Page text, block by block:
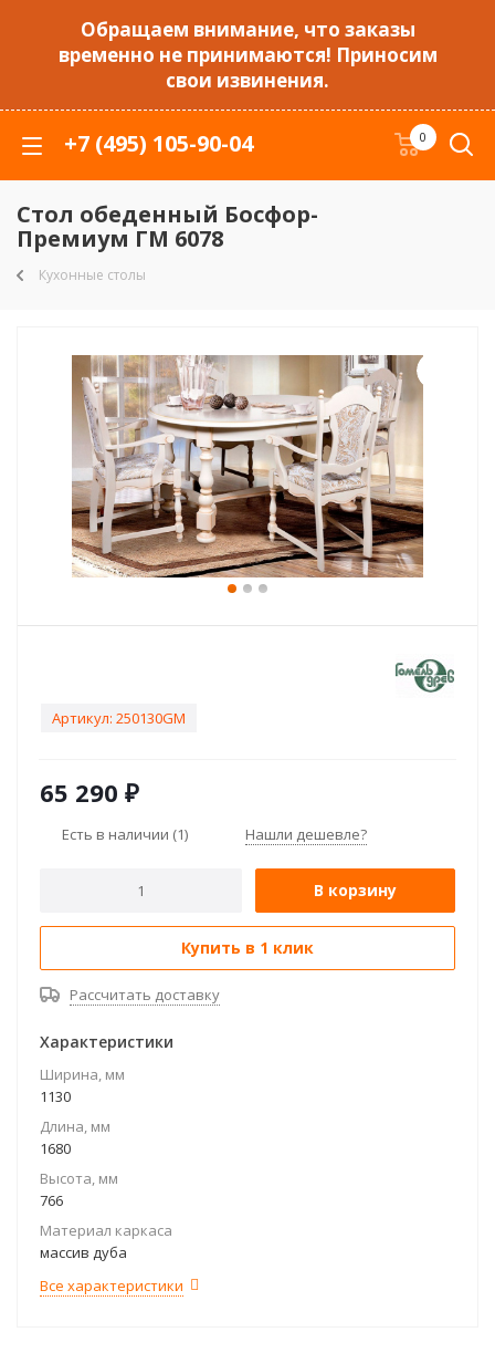
Обращаем внимание, что заказы
временно не принимаются! Приносим
свои извинения.
+7 (495) 105-90-04 0
Стол обеденный Босфор-
Премиум ГМ 6078
Кухонные столы
Артикул: 250130GM
65 290 ₽
Есть в наличии (1) Нашли дешевле?
В корзину
Купить в 1 клик
Рассчитать доставку
Характеристики
Ширина, мм
1130
Длина, мм
1680
Высота, мм
766
Материал каркаса
массив дуба
Все характеристики